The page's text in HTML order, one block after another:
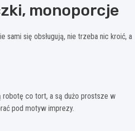
monoporcje
sami się obsługują, nie trzeba nic kroić, a
robotę co tort, a są dużo prostsze w
pod motyw imprezy.